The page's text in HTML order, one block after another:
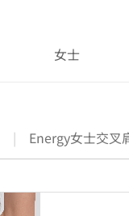
女士
| Energy女士交叉